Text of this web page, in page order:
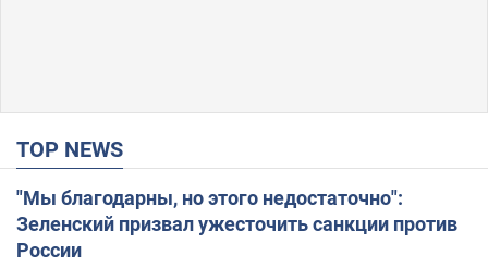
TOP NEWS
"Мы благодарны, но этого недостаточно":
Зеленский призвал ужесточить санкции против
России